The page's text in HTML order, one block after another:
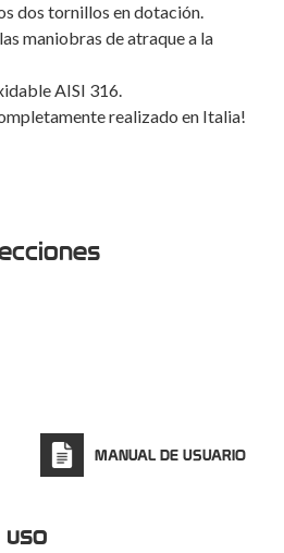
dos tornillos en dotación.
maniobras de atraque a la
AISI 316.
realizado en Italia!
MANUAL DE USUARIO